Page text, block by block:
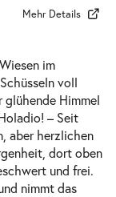
Mehr Details
im
voll
glühende Himmel
– Seit
aber herzlichen
dort oben
und frei.
nimmt das